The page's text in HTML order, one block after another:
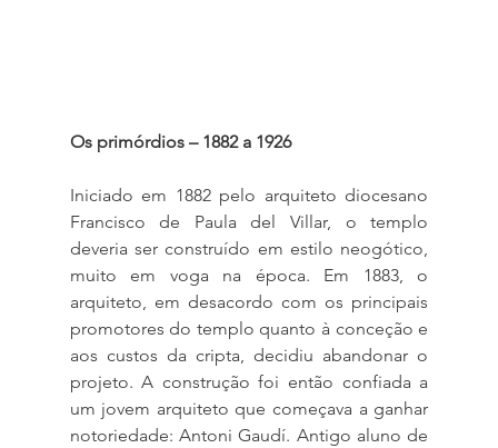
Os primórdios – 1882 a 1926
Iniciado em 1882 pelo arquiteto diocesano
Francisco de Paula del Villar, o templo
deveria ser construído em estilo neogótico,
muito em voga na época. Em 1883, o
arquiteto, em desacordo com os principais
promotores do templo quanto à conceção e
aos custos da cripta, decidiu abandonar o
projeto. A construção foi então confiada a
um jovem arquiteto que começava a ganhar
notoriedade: Antoni Gaudí. Antigo aluno de